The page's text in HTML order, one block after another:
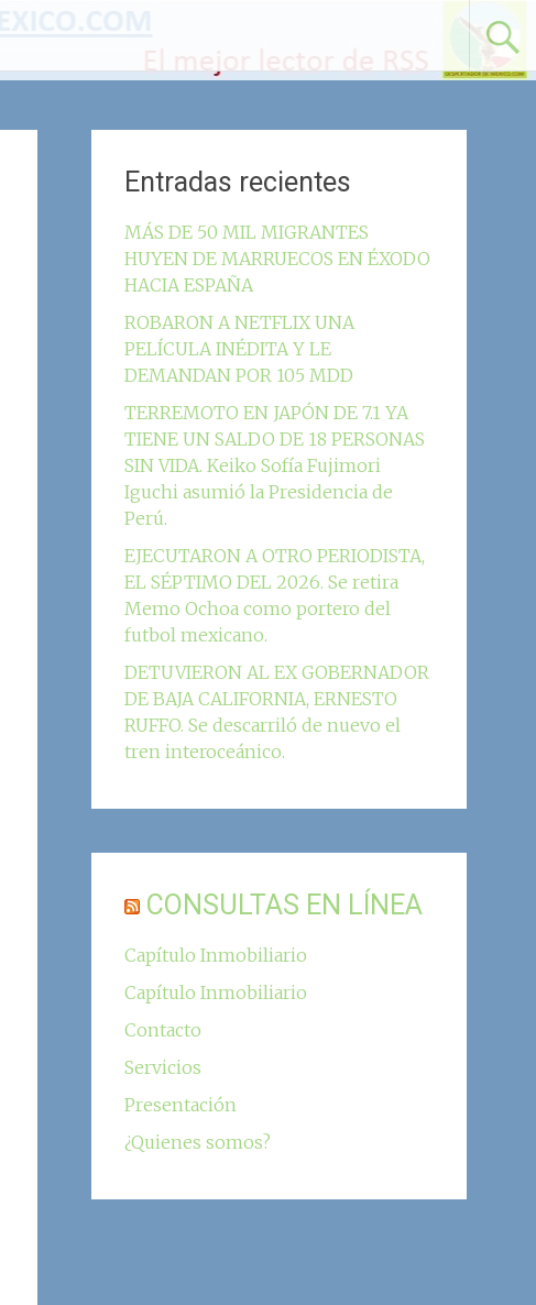
Entradas recientes
MÁS DE 50 MIL MIGRANTES
HUYEN DE MARRUECOS EN ÉXODO
HACIA ESPAÑA
ROBARON A NETFLIX UNA
PELÍCULA INÉDITA Y LE
DEMANDAN POR 105 MDD
TERREMOTO EN JAPÓN DE 7.1 YA
TIENE UN SALDO DE 18 PERSONAS
SIN VIDA. Keiko Sofía Fujimori
Iguchi asumió la Presidencia de
Perú.
EJECUTARON A OTRO PERIODISTA,
EL SÉPTIMO DEL 2026. Se retira
Memo Ochoa como portero del
futbol mexicano.
DETUVIERON AL EX GOBERNADOR
DE BAJA CALIFORNIA, ERNESTO
RUFFO. Se descarriló de nuevo el
tren interoceánico.
CONSULTAS EN LÍNEA
Capítulo Inmobiliario
Capítulo Inmobiliario
Contacto
Servicios
Presentación
¿Quienes somos?